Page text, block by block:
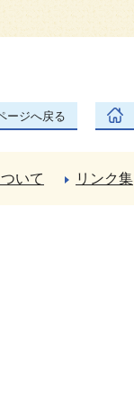
ージへ戻る
いて リンク集